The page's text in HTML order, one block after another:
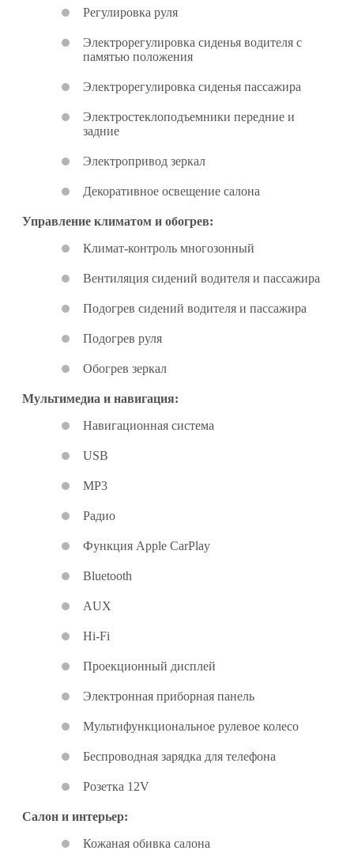
Регулировка руля
Электрорегулировка сиденья водителя с
памятью положения
Электрорегулировка сиденья пассажира
Электростеклоподъемники передние и
задние
Электропривод зеркал
Декоративное освещение салона
Управление климатом и обогрев:
Климат-контроль многозонный
Вентиляция сидений водителя и пассажира
Подогрев сидений водителя и пассажира
Подогрев руля
Обогрев зеркал
Мультимедиа и навигация:
Навигационная система
USB
MP3
Радио
Функция Apple CarPlay
Bluetooth
AUX
Hi-Fi
Проекционный дисплей
Электронная приборная панель
Мультифункциональное рулевое колесо
Беспроводная зарядка для телефона
Розетка 12V
Салон и интерьер:
Кожаная обивка салона